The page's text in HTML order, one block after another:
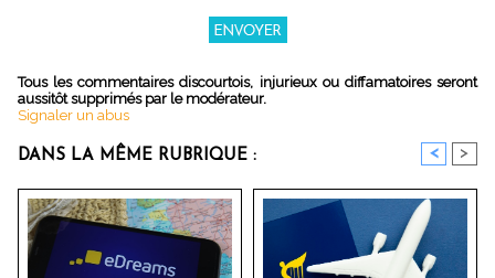
Tous les commentaires discourtois, injurieux ou diffamatoires seront
aussitôt supprimés par le modérateur.
Signaler un abus
DANS LA MÊME RUBRIQUE : < >